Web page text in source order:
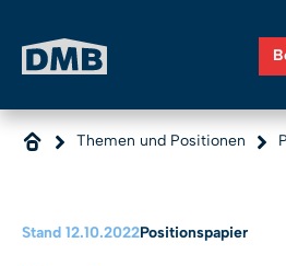
Themen und Positionen
Stand 12.10.2022Positionspapier